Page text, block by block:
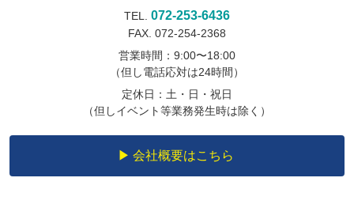
TEL. 072-253-6436
FAX. 072-254-2368
営業時間：9:00〜18:00
（但し電話応対は24時間）
定休日：土・日・祝日
（但しイベント等業務発生時は除く）
会社概要はこちら